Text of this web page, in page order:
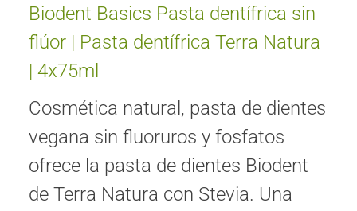
Biodent Basics Pasta dentífrica sin
flúor | Pasta dentífrica Terra Natura
| 4x75ml
Cosmética natural, pasta de dientes
vegana sin fluoruros y fosfatos
ofrece la pasta de dientes Biodent
de Terra Natura con Stevia. Una